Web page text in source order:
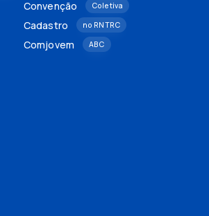
Convenção Coletiva
Cadastro no RNTRC
Comjovem ABC